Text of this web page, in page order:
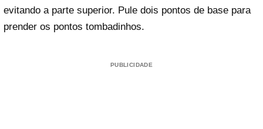
evitando a parte superior. Pule dois pontos de base para
prender os pontos tombadinhos.
PUBLICIDADE